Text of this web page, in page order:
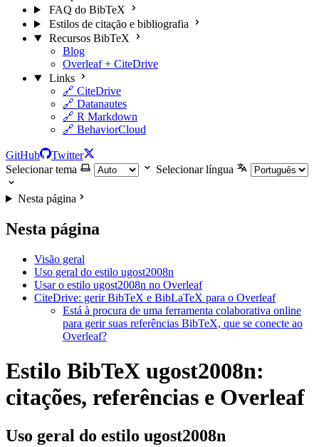
FAQ do BibTeX
Estilos de citação e bibliografia
Recursos BibTeX
Blog
Overleaf + CiteDrive
Links
🔗 CiteDrive
🔗 Datanautes
🔗 R Markdown
🔗 BehaviorCloud
GitHub
Twitter
Selecionar tema
Selecionar língua
Nesta página
Nesta página
Visão geral
Uso geral do estilo ugost2008n
Usar o estilo ugost2008n no Overleaf
CiteDrive: gerir BibTeX e BibLaTeX para o Overleaf
Está à procura de uma ferramenta colaborativa online
para gerir suas referências BibTeX, que se conecte ao
Overleaf?
Estilo BibTeX ugost2008n:
citações, referências e Overleaf
Uso geral do estilo ugost2008n